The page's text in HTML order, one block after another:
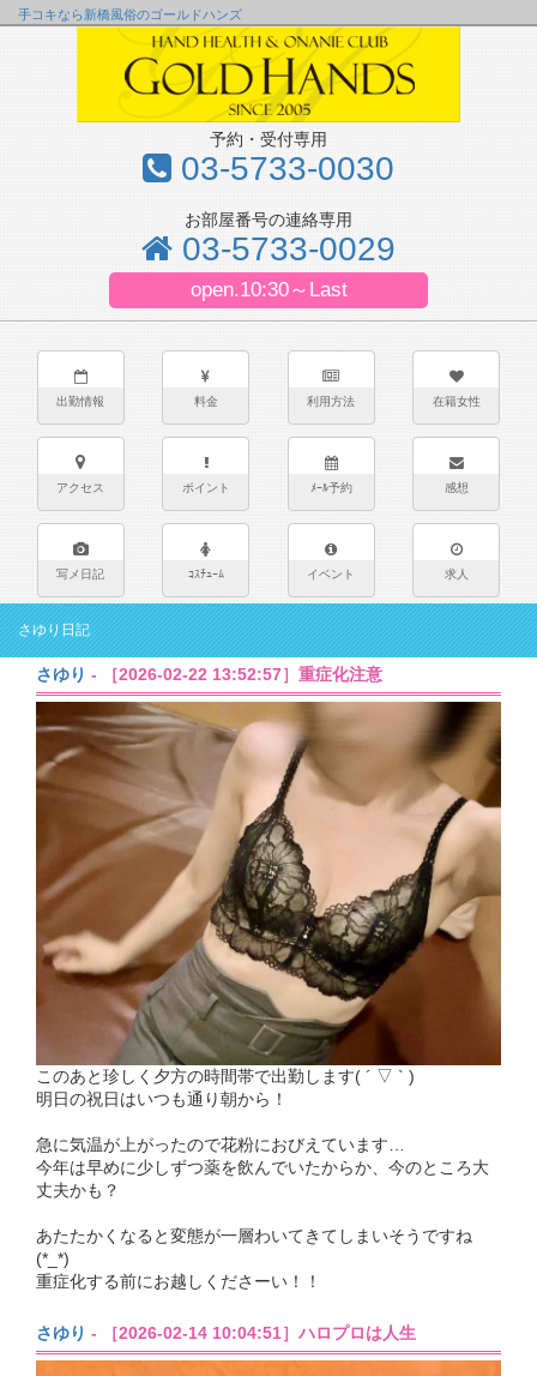
手コキなら新橋風俗のゴールドハンズ
予約・受付専用
03-5733-0030
お部屋番号の連絡専用
03-5733-0029
open.10:30～Last
出勤情報 料金 利用方法 在籍女性
アクセス ポイント ﾒｰﾙ予約 感想
写メ日記 ｺｽﾁｭｰﾑ イベント 求人
さゆり日記
さゆり - ［2026-02-22 13:52:57］重症化注意
このあと珍しく夕方の時間帯で出勤します( ´ ▽ ` )
明日の祝日はいつも通り朝から！
急に気温が上がったので花粉におびえています…
今年は早めに少しずつ薬を飲んでいたからか、今のところ大
丈夫かも？
あたたかくなると変態が一層わいてきてしまいそうですね
(*_*)
重症化する前にお越しくださーい！！
さゆり - ［2026-02-14 10:04:51］ハロプロは人生